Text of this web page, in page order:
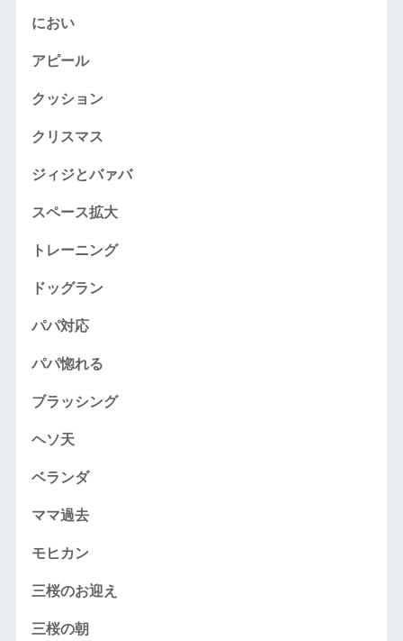
におい
アピール
クッション
クリスマス
ジィジとバァバ
スペース拡大
トレーニング
ドッグラン
パパ対応
パパ惚れる
ブラッシング
ヘソ天
ベランダ
ママ過去
モヒカン
三桜のお迎え
三桜の朝